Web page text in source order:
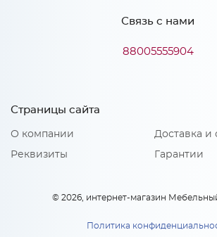
Связь с нами
88005555904
Страницы сайта
О компании
Реквизиты
Доставка и
Гарантии
© 2026, интернет-магазин
Политика